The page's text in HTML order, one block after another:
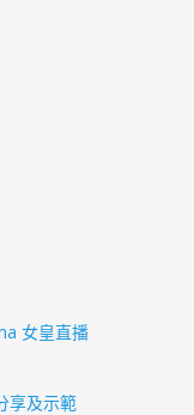
女皇直播
享及示範